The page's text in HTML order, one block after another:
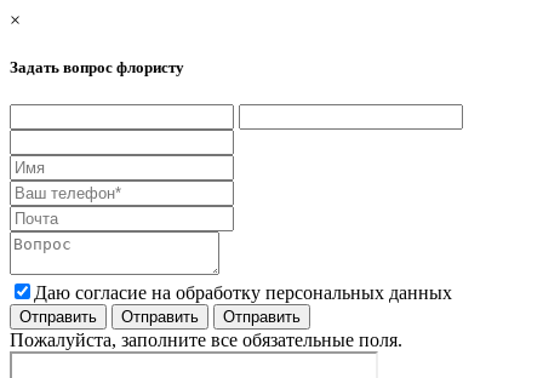
×
Задать вопрос флористу
Даю согласие на обработку персональных данных
Пожалуйста, заполните все обязательные поля.